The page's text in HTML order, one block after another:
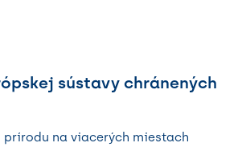
sústavy chránených
na viacerých miestach